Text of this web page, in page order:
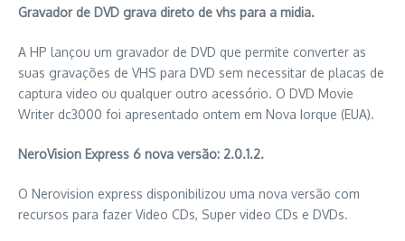
Gravador de DVD grava direto de vhs para a midia.
A HP lançou um gravador de DVD que permite converter as
suas gravações de VHS para DVD sem necessitar de placas de
captura video ou qualquer outro acessório. O DVD Movie
Writer dc3000 foi apresentado ontem em Nova Iorque (EUA).
NeroVision Express 6 nova versão: 2.0.1.2.
O Nerovision express disponibilizou uma nova versão com
recursos para fazer Video CDs, Super video CDs e DVDs.